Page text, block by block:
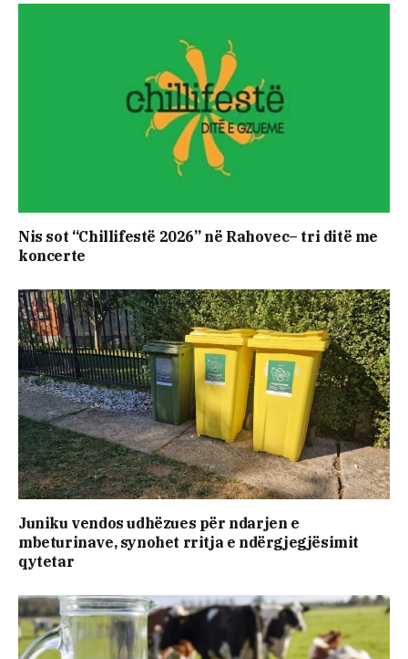
Nis sot “Chillifestë 2026” në Rahovec– tri ditë me
koncerte
Juniku vendos udhëzues për ndarjen e
mbeturinave, synohet rritja e ndërgjegjësimit
qytetar